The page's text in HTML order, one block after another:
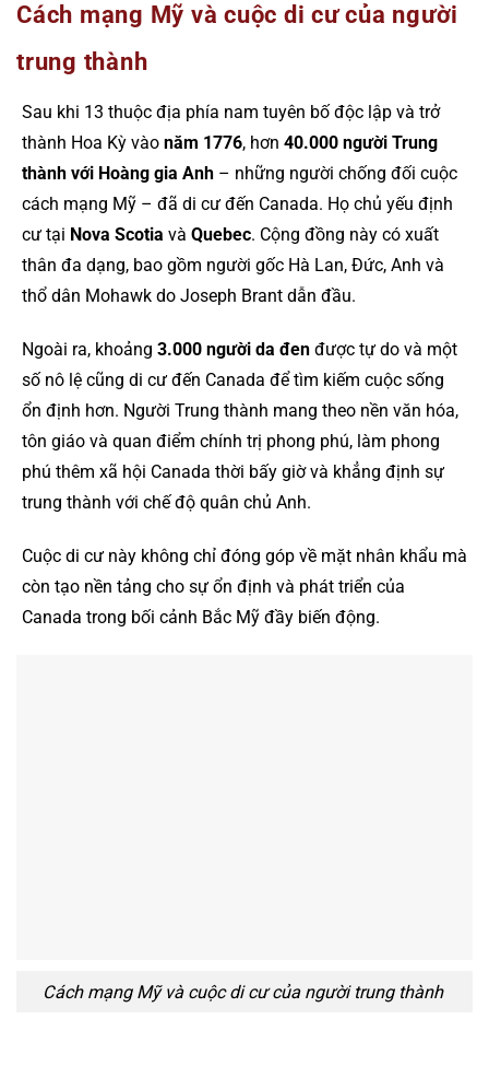
Cách mạng Mỹ và cuộc di cư của người
trung thành
Sau khi 13 thuộc địa phía nam tuyên bố độc lập và trở
thành Hoa Kỳ vào năm 1776, hơn 40.000 người Trung
thành với Hoàng gia Anh – những người chống đối cuộc
cách mạng Mỹ – đã di cư đến Canada. Họ chủ yếu định
cư tại Nova Scotia và Quebec. Cộng đồng này có xuất
thân đa dạng, bao gồm người gốc Hà Lan, Đức, Anh và
thổ dân Mohawk do Joseph Brant dẫn đầu.
Ngoài ra, khoảng 3.000 người da đen được tự do và một
số nô lệ cũng di cư đến Canada để tìm kiếm cuộc sống
ổn định hơn. Người Trung thành mang theo nền văn hóa,
tôn giáo và quan điểm chính trị phong phú, làm phong
phú thêm xã hội Canada thời bấy giờ và khẳng định sự
trung thành với chế độ quân chủ Anh.
Cuộc di cư này không chỉ đóng góp về mặt nhân khẩu mà
còn tạo nền tảng cho sự ổn định và phát triển của
Canada trong bối cảnh Bắc Mỹ đầy biến động.
Cách mạng Mỹ và cuộc di cư của người trung thành